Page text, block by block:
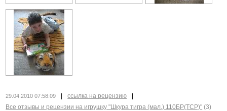
29.04.2010 07:58:09 ссылка на рецензию
Все отзывы и рецензии на игрушку "Шкура тигра (мал.) 110БР(ТСР)" (3)